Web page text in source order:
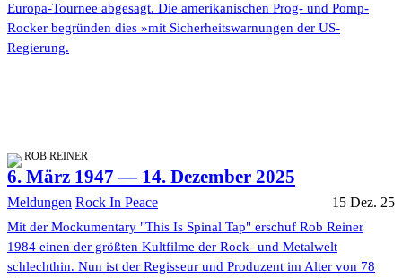
Europa-Tournee abgesagt. Die amerikanischen Prog- und Pomp-
Rocker begründen dies »mit Sicherheitswarnungen der US-
Regierung.
ROB REINER
6. März 1947 — 14. Dezember 2025
Meldungen Rock In Peace 15 Dez. 25
Mit der Mockumentary "This Is Spinal Tap" erschuf Rob Reiner
1984 einen der größten Kultfilme der Rock- und Metalwelt
schlechthin. Nun ist der Regisseur und Produzent im Alter von 78